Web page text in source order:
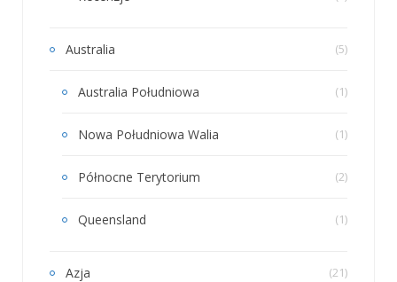
Australia (5)
Australia Południowa (1)
Nowa Południowa Walia (1)
Północne Terytorium (2)
Queensland (1)
Azja (21)